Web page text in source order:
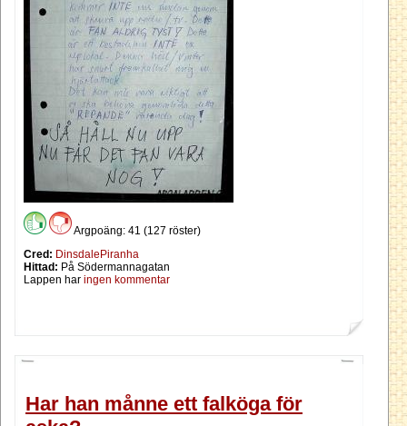
Argpoäng: 41 (127 röster)
Cred: DinsdalePiranha
Hittad: På Södermannagatan
Lappen har ingen kommentar
Har han månne ett falköga för